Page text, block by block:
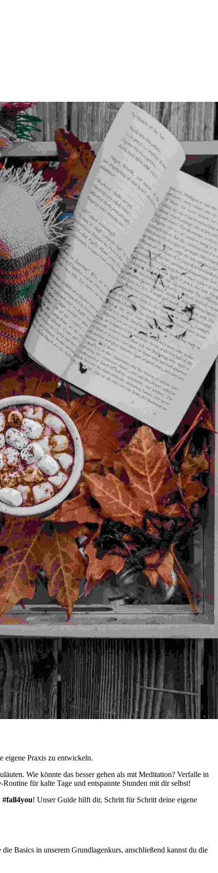
eigene Praxis zu entwickeln.
Wie könnte das besser gehen als mit Meditation? Verfalle in
für kalte Tage und entspannte Stunden mit dir selbst!
#fall4you! Unser Guide hilft dir, Schritt für Schritt deine eigene
Basics in unserem Grundlagenkurs, anschließend kannst du die